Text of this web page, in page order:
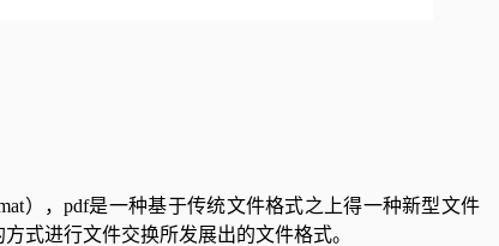
），pdf是一种基于传统文件格式之上得一种新型文件
式进行文件交换所发展出的文件格式。